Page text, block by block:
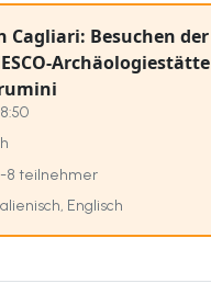
Cagliari: Besuchen der
Archäologiestätte
8 teilnehmer
Englisch